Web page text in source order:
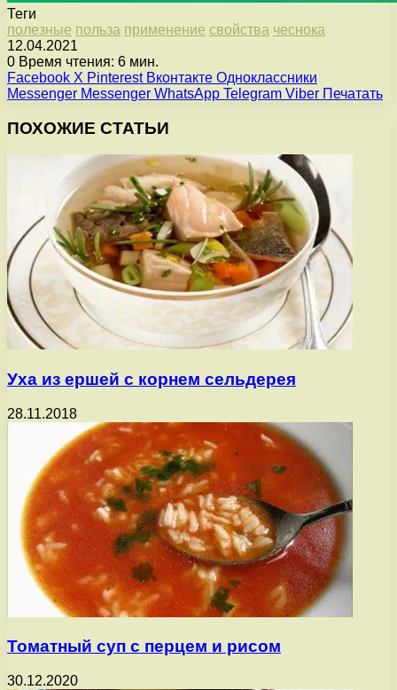
Теги
полезные польза применение свойства чеснока
12.04.2021
0 Время чтения: 6 мин.
Facebook X Pinterest Вконтакте Одноклассники
Messenger Messenger WhatsApp Telegram Viber Печатать
ПОХОЖИЕ СТАТЬИ
Уха из ершей с корнем сельдерея
28.11.2018
Томатный суп с перцем и рисом
30.12.2020